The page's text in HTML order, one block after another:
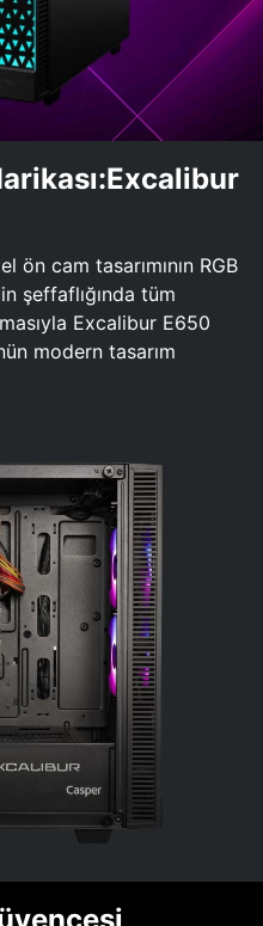
ön cam tasarımının RGB
şeffaflığında tüm
Excalibur E650
modern tasarım